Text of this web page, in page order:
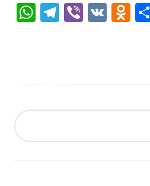
WhatsApp
Telegram
Viber
VK